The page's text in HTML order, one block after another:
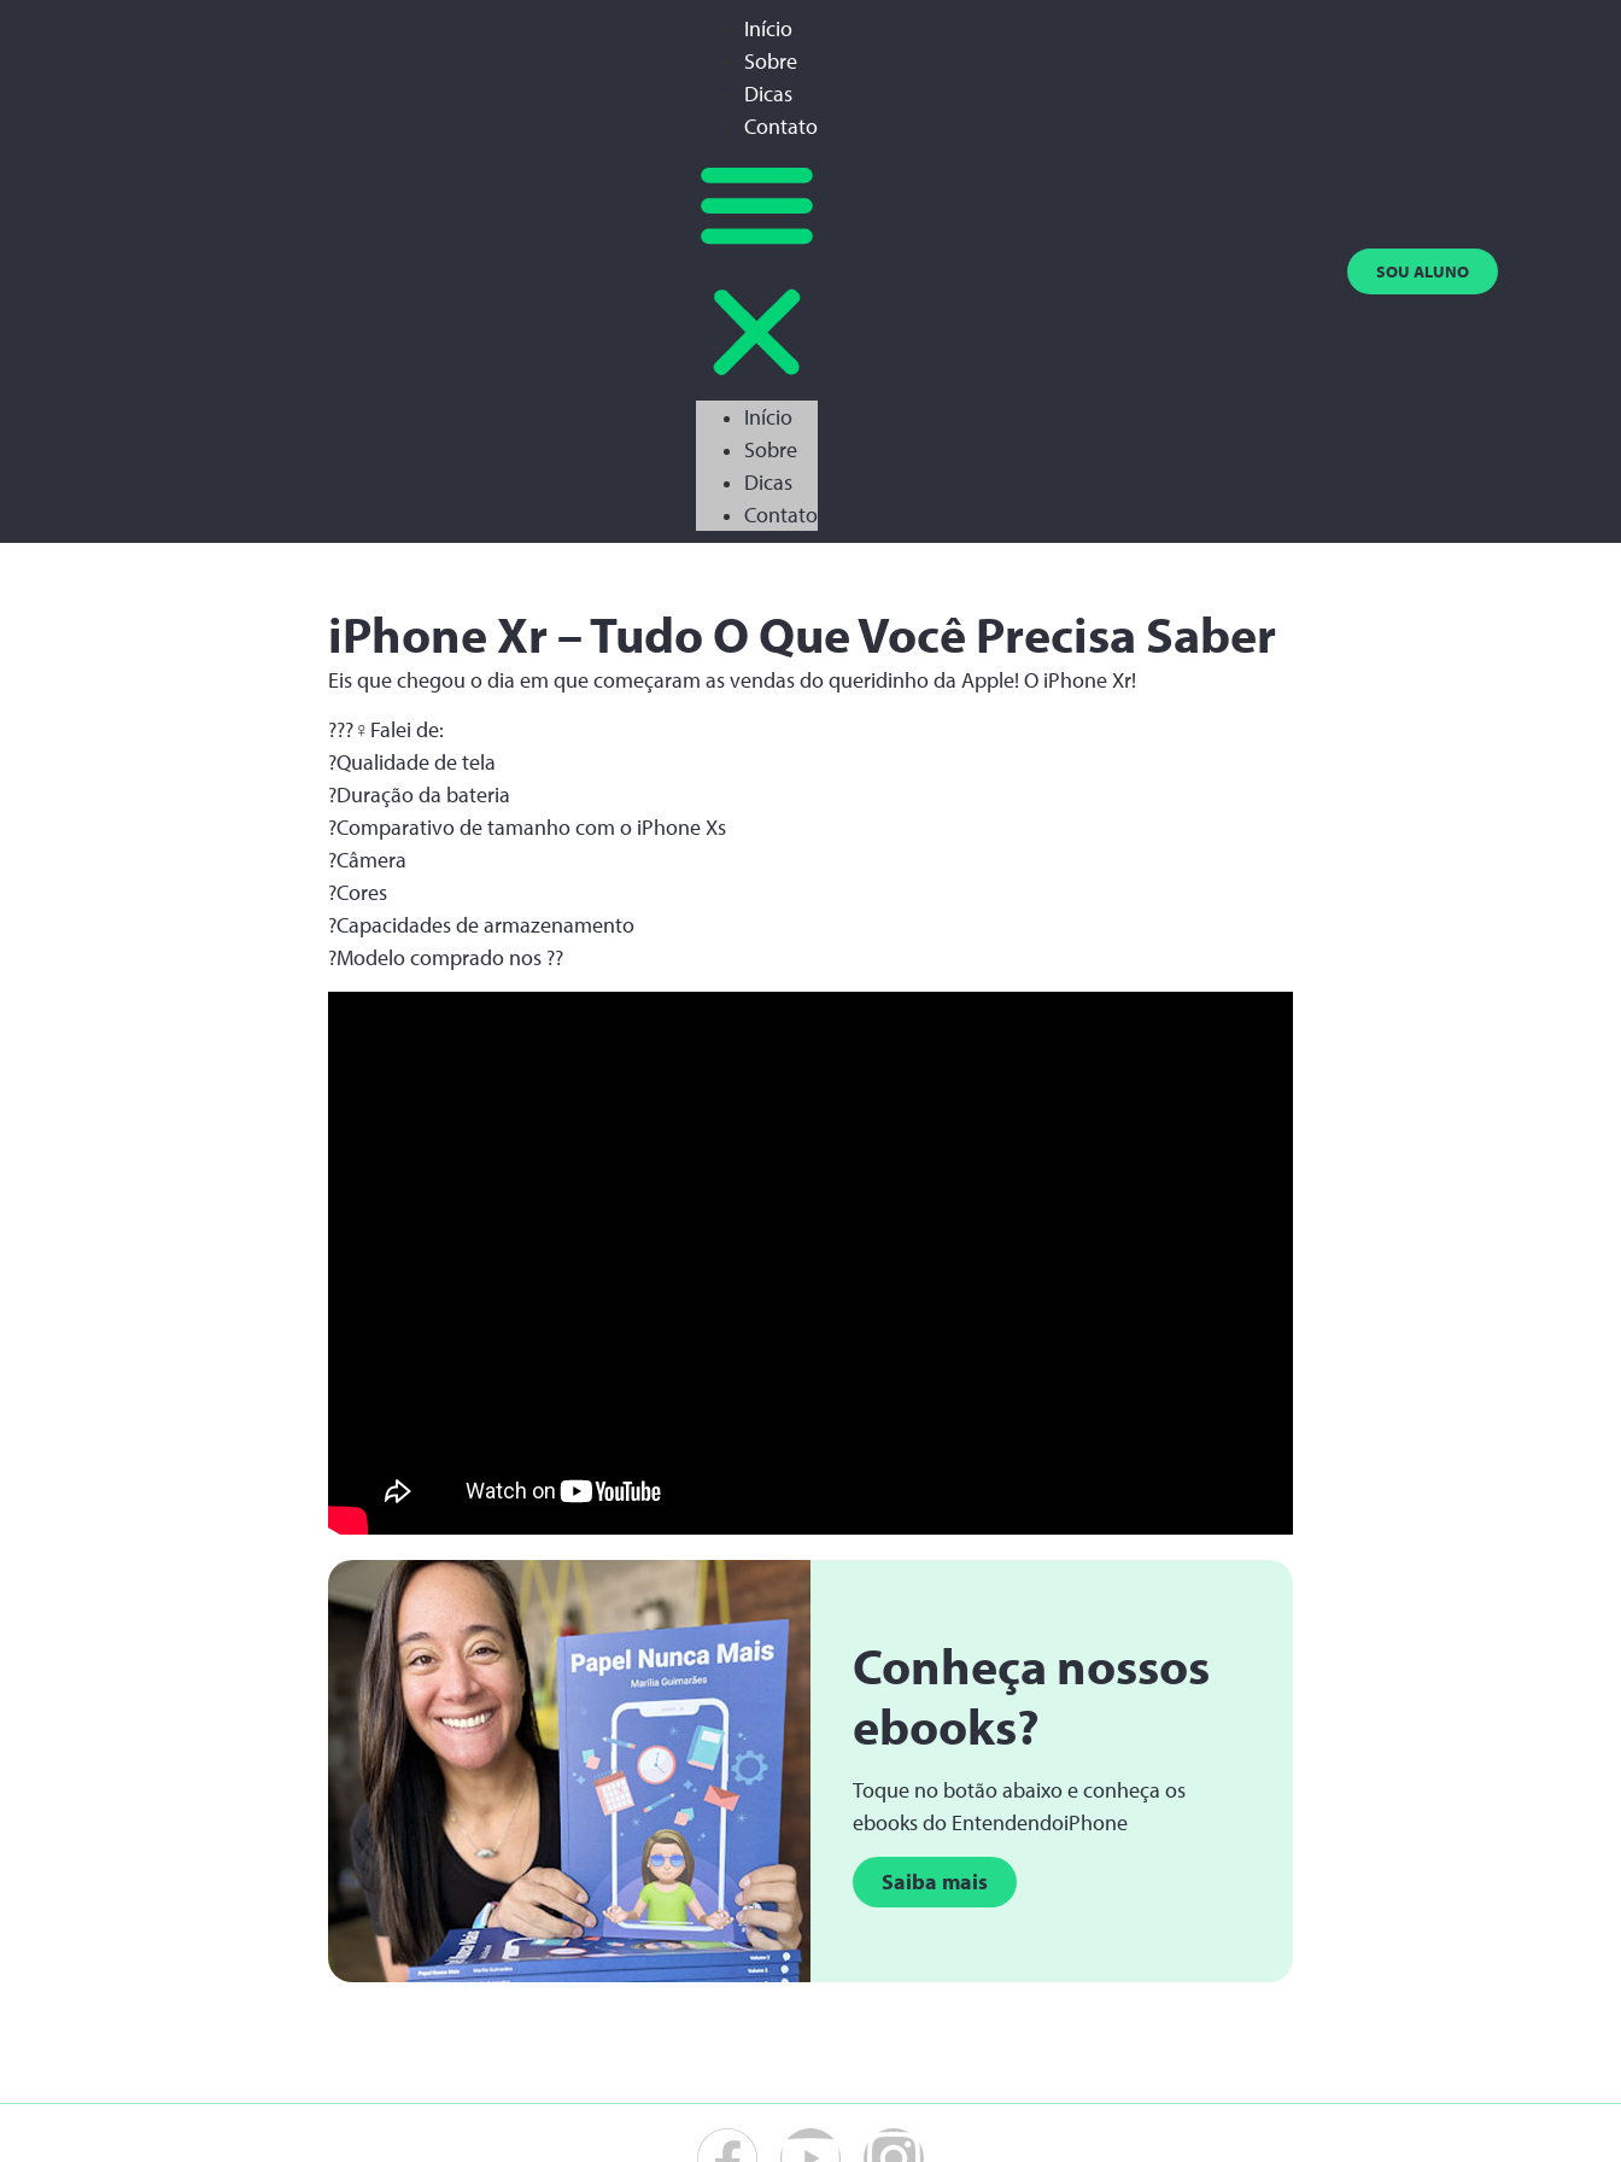
Início
Sobre
Dicas
Contato
Início
Sobre
Dicas
Contato
SOU ALUNO
iPhone Xr – Tudo O Que Você Precisa Saber
Eis que chegou o dia em que começaram as vendas do queridinho da Apple! O iPhone Xr!
???‍♀️Falei de:
?Qualidade de tela
?Duração da bateria
?Comparativo de tamanho com o iPhone Xs
?Câmera
?Cores
?Capacidades de armazenamento
?Modelo comprado nos ??
Conheça nossos
ebooks?
Toque no botão abaixo e conheça os
ebooks do EntendendoiPhone
Saiba mais